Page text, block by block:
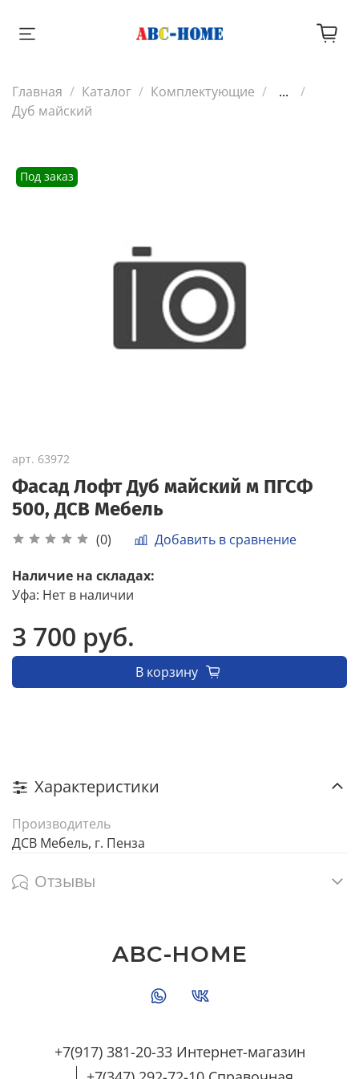
Главная Каталог Комплектующие
...
Дуб майский
Под заказ
арт. 63972
Фасад Лофт Дуб майский м ПГСФ
500, ДСВ Мебель
(0) Добавить в сравнение
Наличие на складах:
Уфа: Нет в наличии
3 700 руб.
В корзину
Характеристики
Производитель
ДСВ Мебель, г. Пенза
Отзывы
+7(917) 381-20-33 Интернет-магазин
ABC-HOME